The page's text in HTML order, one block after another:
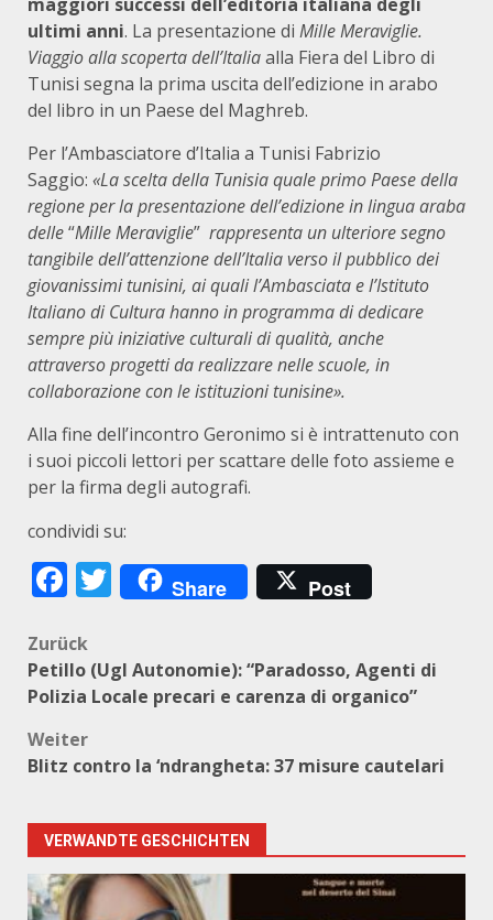
ultimi anni. La presentazione di Mille Meraviglie.
Viaggio alla scoperta dell’Italiaalla Fiera del Libro di
Tunisi segna la prima uscita dell’edizione in arabo
del libro in un Paese del Maghreb.
Per l’Ambasciatore d’Italia a Tunisi Fabrizio
Saggio: «La scelta della Tunisia quale primo Paese della
regione per la presentazione dell’edizione in lingua araba
delle“Mille Meraviglie” rappresenta un ulteriore segno
tangibile dell’attenzione dell’Italia verso il pubblico dei
giovanissimi tunisini, ai quali l’Ambasciata e l’Istituto
Italiano di Cultura hanno in programma di dedicare
sempre più iniziative culturali di qualità, anche
attraverso progetti da realizzare nelle scuole, in
collaborazione con le istituzioni tunisine».
Alla fine dell’incontro Geronimo si è intrattenuto con
i suoi piccoli lettori per scattare delle foto assieme e
per la firma degli autografi.
condividi su:
Facebook
Twitter
Share Post
Beitragsnavigation
Zurück
Petillo (Ugl Autonomie): “Paradosso, Agenti di
Polizia Locale precari e carenza di organico”
Weiter
Blitz contro la ‘ndrangheta: 37 misure cautelari
VERWANDTE GESCHICHTEN